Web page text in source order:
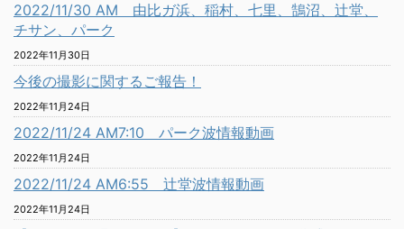
2022/11/30 AM 由比ガ浜、稲村、七里、鵠沼、辻堂、
チサン、パーク
2022年11月30日
今後の撮影に関するご報告！
2022年11月24日
2022/11/24 AM7:10 パーク波情報動画
2022年11月24日
2022/11/24 AM6:55 辻堂波情報動画
2022年11月24日